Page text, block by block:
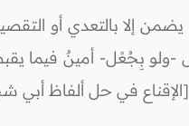
لا يضمن إلا بالتعدي
-ولو بِجُعْل- أمينٌ
في حل ألفاظ أبي شجاع 2/